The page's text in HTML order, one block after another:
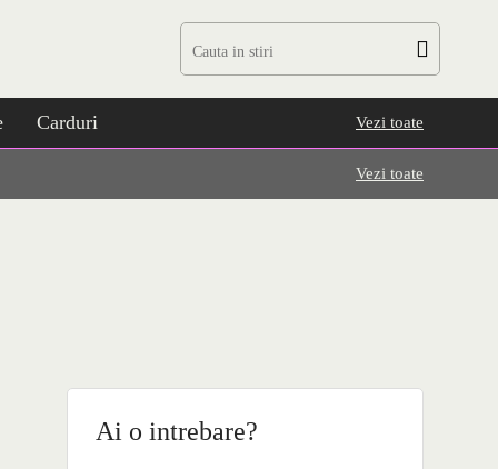
Carduri Vezi toate
Vezi toate
Ai o intrebare?